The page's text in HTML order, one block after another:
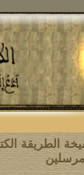
الطريقة